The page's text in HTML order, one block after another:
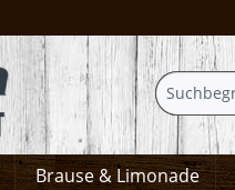
Brause & Limonade